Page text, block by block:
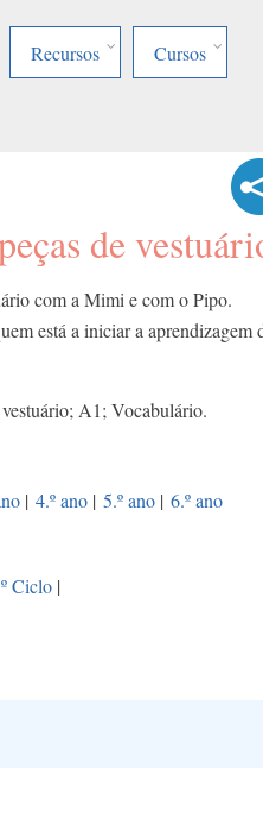
Recursos Cursos
de
com a Mimi e com o Pipo.
está a iniciar a aprendizagem
A1; Vocabulário.
| 4.º ano | 5.º ano | 6.º ano
Ciclo |